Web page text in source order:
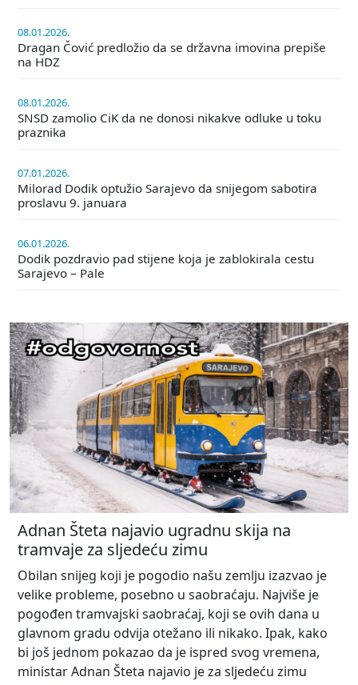
08.01.2026.
Dragan Čović predložio da se državna imovina prepiše
na HDZ
08.01.2026.
SNSD zamolio CiK da ne donosi nikakve odluke u toku
praznika
07.01.2026.
Milorad Dodik optužio Sarajevo da snijegom sabotira
proslavu 9. januara
06.01.2026.
Dodik pozdravio pad stijene koja je zablokirala cestu
Sarajevo – Pale
Adnan Šteta najavio ugradnu skija na
tramvaje za sljedeću zimu
Obilan snijeg koji je pogodio našu zemlju izazvao je
velike probleme, posebno u saobraćaju. Najviše je
pogođen tramvajski saobraćaj, koji se ovih dana u
glavnom gradu odvija otežano ili nikako. Ipak, kako
bi još jednom pokazao da je ispred svog vremena,
ministar Adnan Šteta najavio je za sljedeću zimu